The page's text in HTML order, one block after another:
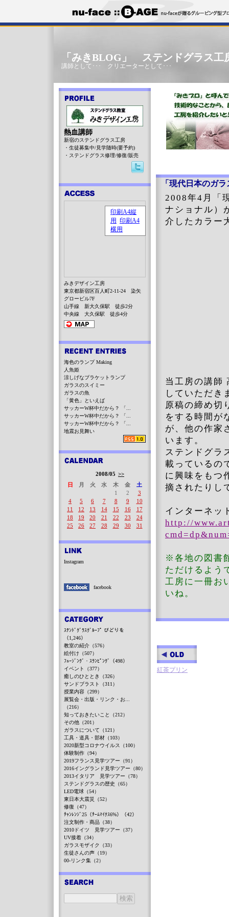
「みきBLOG」 ステンドグラス工
講師として･･･ クリエーターとして･･･
「現代日本のガ
2008年4月「
ナショナル）
介したカラー
当工房の講師
していただき
原稿の締め切
をする時間が
が、他の作家
います。
ステンドグラ
載っているの
に興味をもつ
摘されたりし
インターネッ
http://
※各地の図書
ただけるよう
工房に一冊お
いね。
紅茶プリン
熱血講師
新宿のステンドグラス工房
・生徒募集中/見学随時(要予約)
・ステンドグラス修理/修復/販売
みきデザイン工房
東京都新宿区百人町2-11-24 染矢
グロービル7F
山手線 新大久保駅 徒歩2分
中央線 大久保駅 徒歩4分
海色のランプ Making
人魚姫
涼しげなブラケットランプ
ガラスのスイミー
ガラスの魚
「黄色」といえば
サッカーW杯中だから？ 「...
サッカーW杯中だから？ 「...
サッカーW杯中だから？ 「...
地震お見舞い
2008/05 >>
日
月 火 水 木 金
土
1
2
3
4
5 6 7 8 9
10
11
12 13 14 15 16
17
18
19 20 21 22 23
24
25
26 27 28 29 30 31
Instagram
facebook
ｽﾃﾝﾄﾞｸﾞﾗｽｸﾞﾙｰﾌﾟ びどりを
（1,246）
教室の紹介（576）
絵付け（507）
ﾌｭｰｼﾞﾝｸﾞ・ｽﾗﾝﾋﾟﾝｸﾞ（498）
イベント（377）
癒しのひととき（326）
サンドブラスト（311）
授業内容（299）
展覧会・出版・リンク・お...
（216）
知っておきたいこと（212）
その他（201）
ガラスについて（121）
工具・道具・部材（103）
2020新型コロナウイルス（100）
体験制作（94）
2019フランス見学ツアー（91）
2016イングランド見学ツアー（80）
2013イタリア 見学ツアー（78）
ステンドグラスの歴史（65）
LED電球（54）
東日本大震災（52）
修復（47）
ﾁｬﾝﾚﾝｼﾞ25（ﾁｰﾑﾏｲﾅｽ6%）（42）
注文制作・商品（38）
2010ドイツ 見学ツアー（37）
UV接着（34）
ガラスモザイク（33）
生徒さんの声（19）
00-リンク集（2）